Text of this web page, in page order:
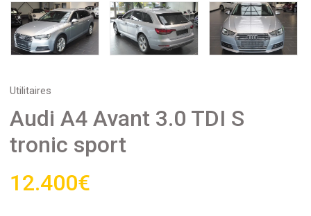
Utilitaires
Audi A4 Avant 3.0 TDI S
tronic sport
12.400€